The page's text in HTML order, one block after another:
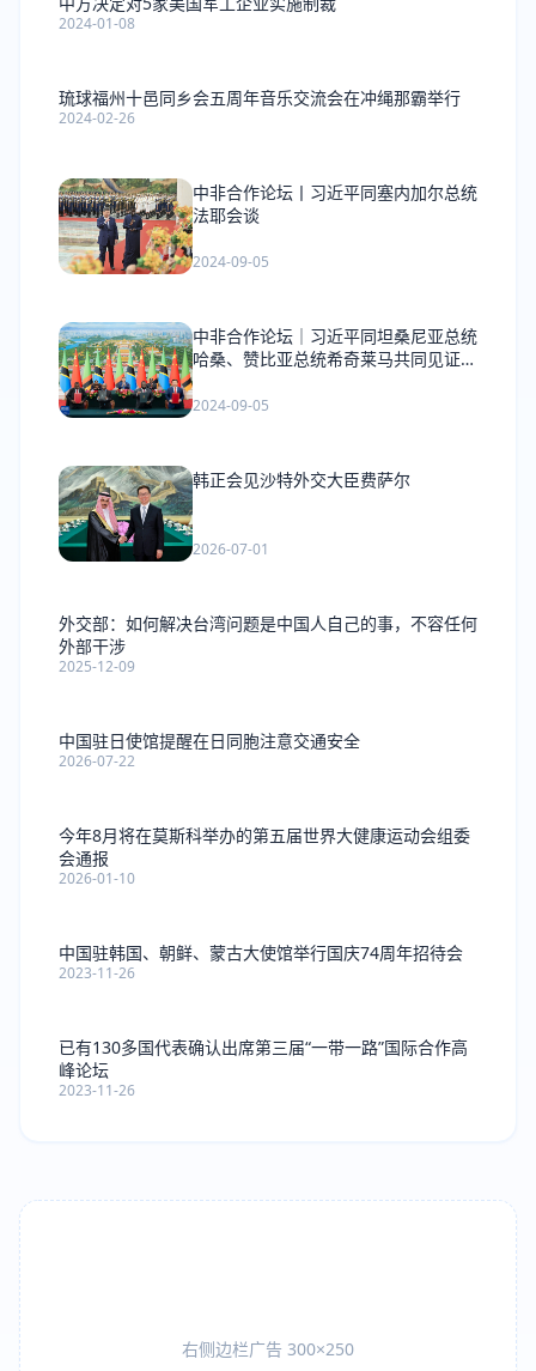
2024-01-08
琉球福州十邑同乡会五周年音乐交流会在冲绳那霸举行
2024-02-26
中非合作论坛丨习近平同塞内加尔总统
法耶会谈
2024-09-05
中非合作论坛｜习近平同坦桑尼亚总统
哈桑、赞比亚总统希奇莱马共同见证签
2024-09-05
韩正会见沙特外交大臣费萨尔
2026-07-01
外交部：如何解决台湾问题是中国人自己的事，不容任何
外部干涉
2025-12-09
中国驻日使馆提醒在日同胞注意交通安全
2026-07-22
今年8月将在莫斯科举办的第五届世界大健康运动会组委
会通报
2026-01-10
中国驻韩国、朝鲜、蒙古大使馆举行国庆74周年招待会
2023-11-26
已有130多国代表确认出席第三届“一带一路”国际合作高
峰论坛
2023-11-26
右侧边栏广告 300×250